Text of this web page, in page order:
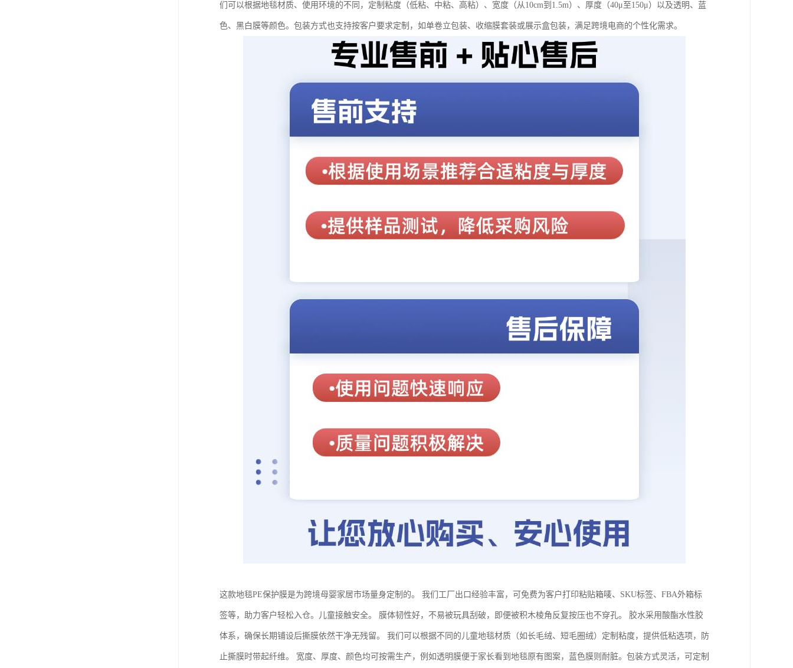
们可以根据地毯材质、使用环境的不同，定制粘度（低粘、中粘、高粘）、宽度（从10cm到1.5m）、厚度（40μ至150μ）以及透明、蓝
色、黑白膜等颜色。包装方式也支持按客户要求定制，如单卷立包装、收缩膜套装或展示盒包装，满足跨境电商的个性化需求。
这款地毯PE保护膜是为跨境母婴家居市场量身定制的。 我们工厂出口经验丰富，可免费为客户打印粘贴箱唛、SKU标签、FBA外箱标
签等，助力客户轻松入仓。儿童接触安全。 膜体韧性好，不易被玩具刮破，即便被积木棱角反复按压也不穿孔。 胶水采用酸酯水性胶
体系，确保长期铺设后撕膜依然干净无残留。 我们可以根据不同的儿童地毯材质（如长毛绒、短毛圈绒）定制粘度，提供低粘选项，防
止撕膜时带起纤维。 宽度、厚度、颜色均可按需生产，例如透明膜便于家长看到地毯原有图案，蓝色膜则耐脏。包装方式灵活，可定制